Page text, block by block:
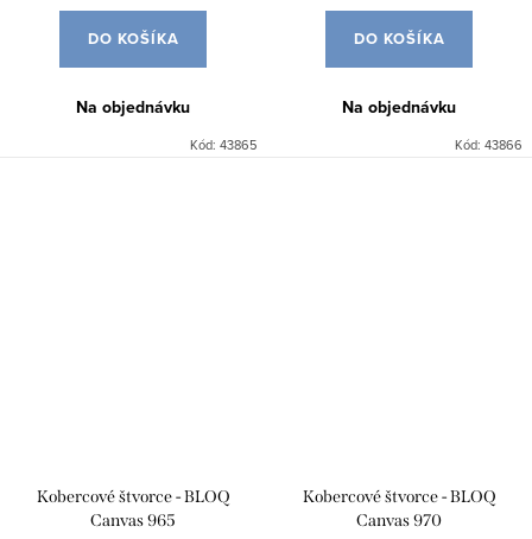
DO KOŠÍKA
Na objednávku
Kód: 43865
DO KOŠÍKA
Na objednávku
Kód: 43866
Kobercové štvorce - BLOQ
Canvas 965
Kobercové štvorce - BLOQ
Canvas 970